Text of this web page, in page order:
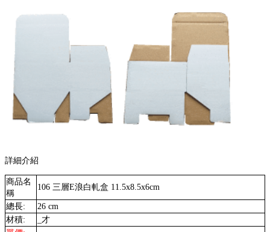
詳細介紹
商品名
稱
106 三層E浪白軋盒 11.5x8.5x6cm
總長:
26 cm
材積:
_才